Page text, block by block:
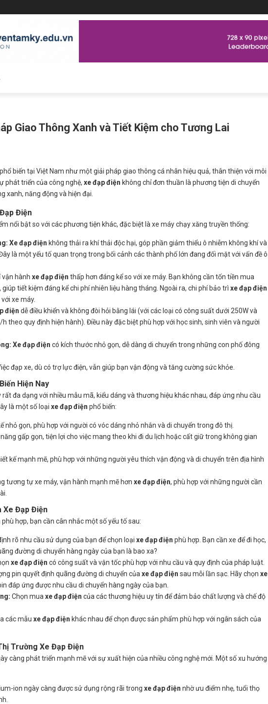
Giao Thông Xanh và Tiết Kiệm cho Tương Lai
biến tại Việt Nam như một giải pháp giao thông cá nhân hiệu quả, thân thiện với môi
phát triển của công nghệ, xe đạp điện không chỉ đơn thuần là phương tiện di chuyển
xanh, năng động và hiện đại.
Điện
nổi bật so với các phương tiện khác, đặc biệt là xe máy chạy xăng truyền thống:
Xe đạp điện không thải ra khí thải độc hại, góp phần giảm thiểu ô nhiễm không khí và
là một yếu tố quan trọng trong bối cảnh các thành phố lớn đang đối mặt với vấn đề ô
vận hành xe đạp điện thấp hơn đáng kể so với xe máy. Bạn không cần tốn tiền mua
tiết kiệm đáng kể chi phí nhiên liệu hàng tháng. Ngoài ra, chi phí bảo trì xe đạp điện
xe máy.
điện dễ điều khiển và không đòi hỏi bằng lái (với các loại có công suất dưới 250W và
theo quy định hiện hành). Điều này đặc biệt phù hợp với học sinh, sinh viên và người
Xe đạp điện có kích thước nhỏ gọn, dễ dàng di chuyển trong những con phố đông
đạp xe, dù có trợ lực điện, vẫn giúp bạn vận động và tăng cường sức khỏe.
Hiện Nay
rất đa dạng với nhiều mẫu mã, kiểu dáng và thương hiệu khác nhau, đáp ứng nhu cầu
là một số loại xe đạp điện phổ biến:
nhỏ gọn, phù hợp với người có vóc dáng nhỏ nhắn và di chuyển trong đô thị.
gấp gọn, tiện lợi cho việc mang theo khi đi du lịch hoặc cất giữ trong không gian
kế mạnh mẽ, phù hợp với những người yêu thích vận động và di chuyển trên địa hình
tương tự xe máy, vận hành mạnh mẽ hơn xe đạp điện, phù hợp với những người cần
Xe Đạp Điện
phù hợp, bạn cần cân nhắc một số yếu tố sau:
rõ nhu cầu sử dụng của bạn để chọn loại xe đạp điện phù hợp. Bạn cần xe để đi học,
đường di chuyển hàng ngày của bạn là bao xa?
xe đạp điện có công suất và vận tốc phù hợp với nhu cầu và quy định của pháp luật.
pin quyết định quãng đường di chuyển của xe đạp điện sau mỗi lần sạc. Hãy chọn xe
đáp ứng được nhu cầu di chuyển hàng ngày của bạn.
Chọn mua xe đạp điện của các thương hiệu uy tín để đảm bảo chất lượng và chế độ
các mẫu xe đạp điện khác nhau để chọn được sản phẩm phù hợp với ngân sách của
Trường Xe Đạp Điện
càng phát triển mạnh mẽ với sự xuất hiện của nhiều công nghệ mới. Một số xu hướng
ion ngày càng được sử dụng rộng rãi trong xe đạp điện nhờ ưu điểm nhẹ, tuổi thọ